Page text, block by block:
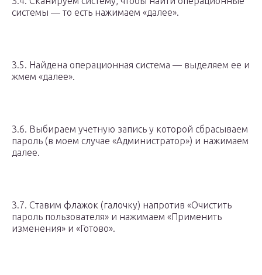
системы — то есть нажимаем «далее».
3.5. Найдена операционная система — выделяем ее и
жмем «далее».
3.6. Выбираем учетную запись у которой сбрасываем
пароль (в моем случае «Администратор») и нажимаем
далее.
3.7. Ставим флажок (галочку) напротив «Очистить
пароль пользователя» и нажимаем «Применить
изменения» и «Готово».